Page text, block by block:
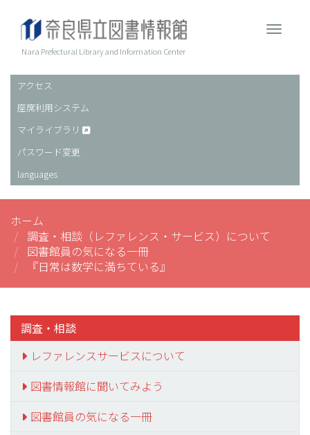
Nara Prefectural Library and Information Center
ヘ
ッ
ダ
ー
アクセス
座席利用システム
マイライブラリ
パスワード変更
languages
ホーム
調査・相談（レファレンス・サービス）について
図書館員の気になる一冊
『日常は数学に満ちている』
調査・相談
レファレンスサービスについて
図書情報館に聞いてみよう
図書館員の気になる一冊